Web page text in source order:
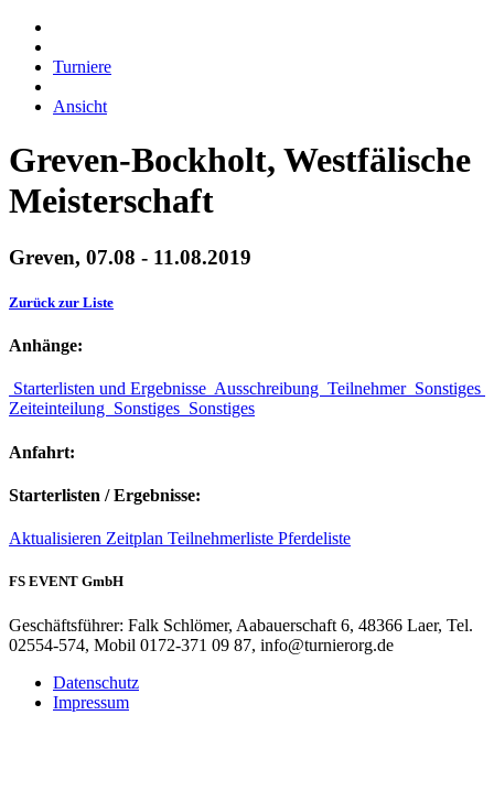
Turniere
Ansicht
Greven-Bockholt, Westfälische
Meisterschaft
Greven, 07.08 - 11.08.2019
Zurück zur Liste
Anhänge:
Starterlisten und Ergebnisse Ausschreibung Teilnehmer Sonstiges
Zeiteinteilung Sonstiges Sonstiges
Anfahrt:
Starterlisten / Ergebnisse:
Aktualisieren Zeitplan Teilnehmerliste Pferdeliste
FS EVENT GmbH
Geschäftsführer: Falk Schlömer, Aabauerschaft 6, 48366 Laer, Tel.
02554-574, Mobil 0172-371 09 87, info@turnierorg.de
Datenschutz
Impressum